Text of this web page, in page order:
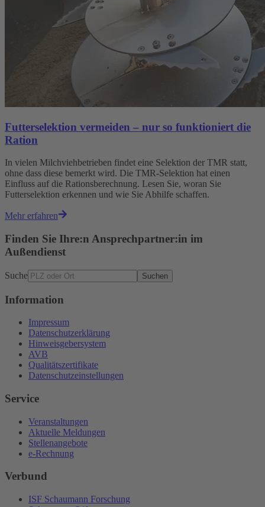
Futterselektion vermeiden – nur so funktioniert die
Ration
In vielen Milchviehbetrieben findet eine Selektion der TMR statt,
ohne dass diese bemerkt wird. Die TMR-Selektion hat einen
Einfluss auf die Rationsberechnung. Lesen Sie, woran Sie
Futterselektion erkennen und wie Sie Abhilfe schaffen.
Mehr erfahren
Finden Sie Ihre:n Ansprechpartner:in im
Außendienst
Suche Suchen
Information
Impressum
Datenschutzerklärung
Hinweisgebersystem
AVB
Qualitätszertifikate
Datenschutzeinstellungen
Service
Veranstaltungen
Aktuelle Meldungen
Stellenangebote
e-Rechnung
Verbund
ISF Schaumann Forschung